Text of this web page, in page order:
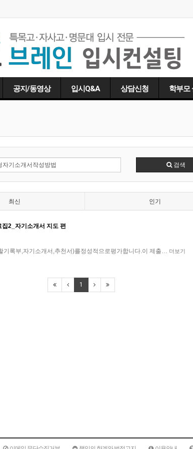
공지/동영상 입시Q&A 상담신청 학부모
검색
최신 인기
2_자기소개서 지도 편
록부,자기소개서,추천서)를정성적으로평가합니다.이 제출… 더보기
1